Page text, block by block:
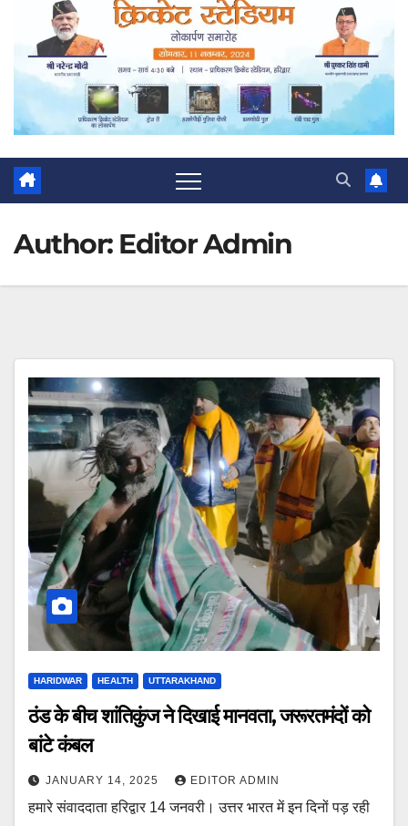
Author: Editor Admin
HARIDWAR HEALTH UTTARAKHAND
ठंड के बीच शांतिकुंज ने दिखाई मानवता, जरूरतमंदों को
बांटे कंबल
JANUARY 14, 2025 EDITOR ADMIN
हमारे संवाददाता हरिद्वार 14 जनवरी। उत्तर भारत में इन दिनों पड़ रही